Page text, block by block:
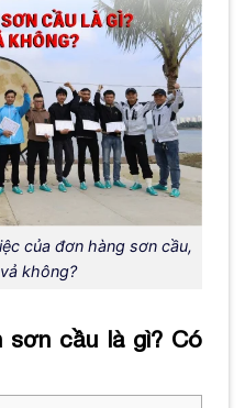
của đơn hàng sơn cầu,
không?
sơn cầu là gì? Có